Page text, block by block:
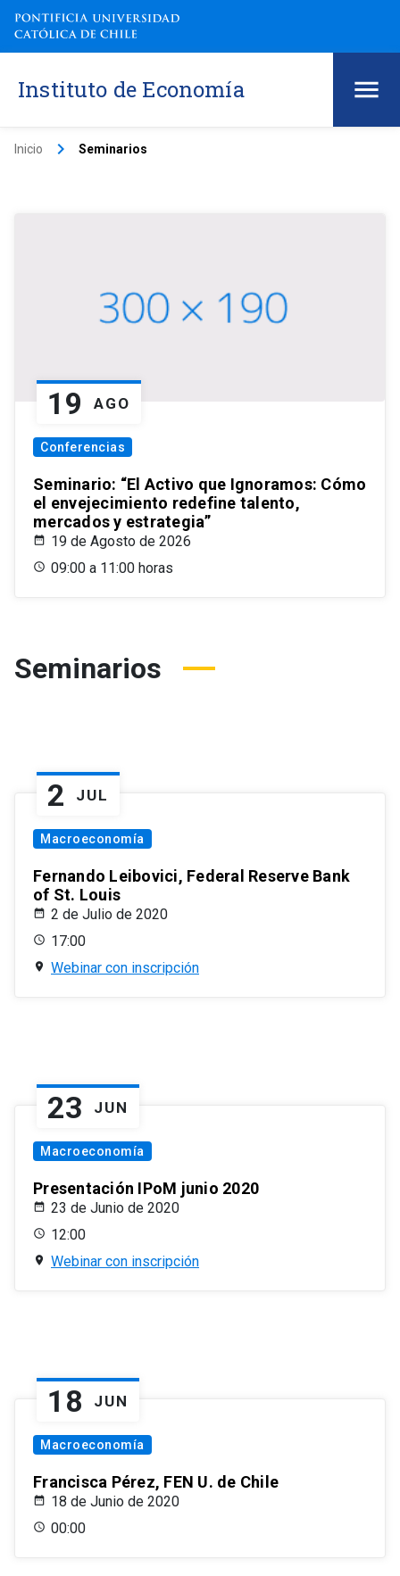
Instituto de Economía
Inicio keyboard_arrow_right Seminarios
19 AGO
Conferencias
Seminario: “El Activo que Ignoramos: Cómo
el envejecimiento redefine talento,
mercados y estrategia”
19 de Agosto de 2026
09:00 a 11:00 horas
Seminarios
2 JUL
Macroeconomía
Fernando Leibovici, Federal Reserve Bank
of St. Louis
2 de Julio de 2020
17:00
Webinar con inscripción
23 JUN
Macroeconomía
Presentación IPoM junio 2020
23 de Junio de 2020
12:00
Webinar con inscripción
18 JUN
Macroeconomía
Francisca Pérez, FEN U. de Chile
18 de Junio de 2020
00:00